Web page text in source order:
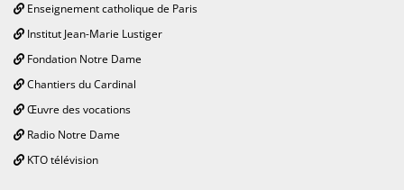
Enseignement catholique de Paris
Institut Jean-Marie Lustiger
Fondation Notre Dame
Chantiers du Cardinal
Œuvre des vocations
Radio Notre Dame
KTO télévision